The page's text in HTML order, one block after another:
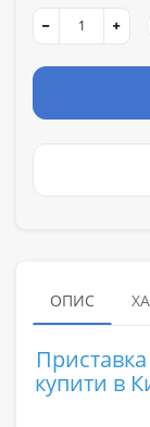
ОПИС
купити в